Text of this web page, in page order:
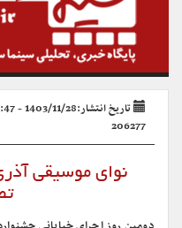
تاریخ انتشار:1403/11/28 - 08:47
206277
نوای موسیقی